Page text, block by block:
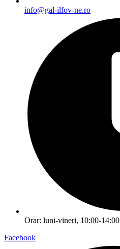
info@gal-ilfov-ne.ro
Orar: luni-vineri, 10:00-14:00
Facebook